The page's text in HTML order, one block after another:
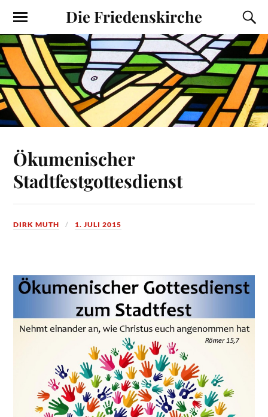
Die Friedenskirche
Ökumenischer
Stadtfestgottesdienst
DIRK MUTH 1. JULI 2015